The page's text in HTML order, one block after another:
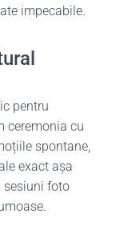
impecabile.
pentru
ceremonia cu
spontane,
exact așa
sesiuni foto